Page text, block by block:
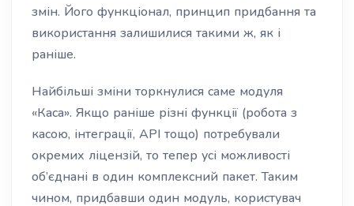
змін. Його функціонал, принцип придбання та
використання залишилися такими ж, як і
раніше.
Найбільші зміни торкнулися саме модуля
«Каса». Якщо раніше різні функції (робота з
касою, інтеграції, API тощо) потребували
окремих ліцензій, то тепер усі можливості
об’єднані в один комплексний пакет. Таким
чином, придбавши один модуль, користувач